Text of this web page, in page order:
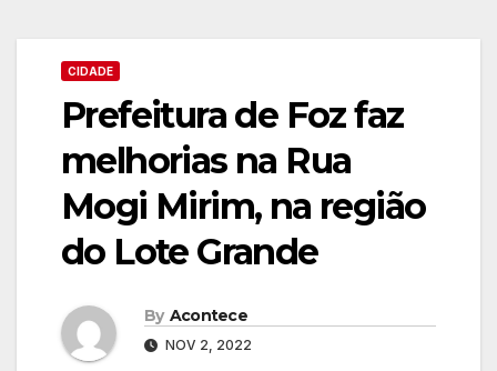
CIDADE
Prefeitura de Foz faz
melhorias na Rua
Mogi Mirim, na região
do Lote Grande
By Acontece
NOV 2, 2022